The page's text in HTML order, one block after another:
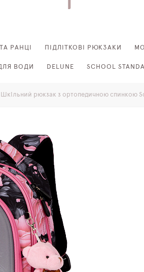
РАНЦІ ПІДЛІТКОВІ РЮКЗАКИ
ВОДИ DELUNE SCHOOL
Шкільний рюкзак з ортопедичною спинкою